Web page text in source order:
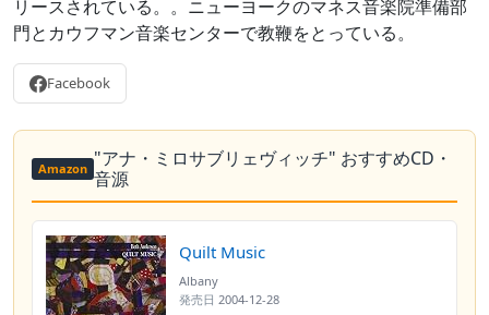
リースされている。。ニューヨークのマネス音楽院準備部
門とカウフマン音楽センターで教鞭をとっている。
Facebook
Amazon "アナ・ミロサブリェヴィッチ" おすすめCD・
音源
Quilt Music
Albany
発売日 2004-12-28